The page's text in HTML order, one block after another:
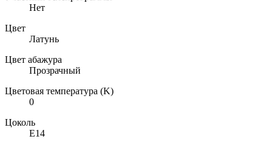
Нет
Цвет
Латунь
Цвет абажура
Прозрачный
Цветовая температура (K)
0
Цоколь
E14